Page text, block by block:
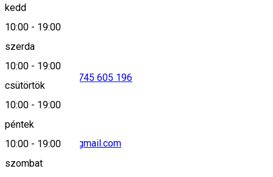
kedd
10:00 - 19:00
szerda
10:00 - 19:00
csütörtök
10:00 - 19:00
péntek
10:00 - 19:00
szombat
Keresd térképen
0745 605 196
kalondaescape@gmail.com